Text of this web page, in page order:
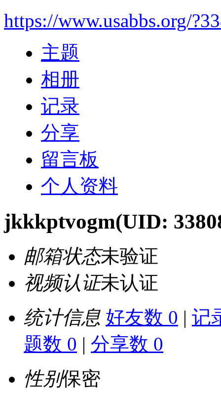
https://www.usabbs.org/
主题
相册
记录
分享
留言板
个人资料
jkkkptvogm(UID:
邮箱状态未验证
视频认证未认证
统计信息 好友数 0 | 记
题数 0 | 分享数 0
性别保密